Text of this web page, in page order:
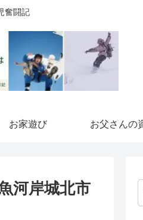
奮闘記
お家遊び お父さんの
河岸城北市